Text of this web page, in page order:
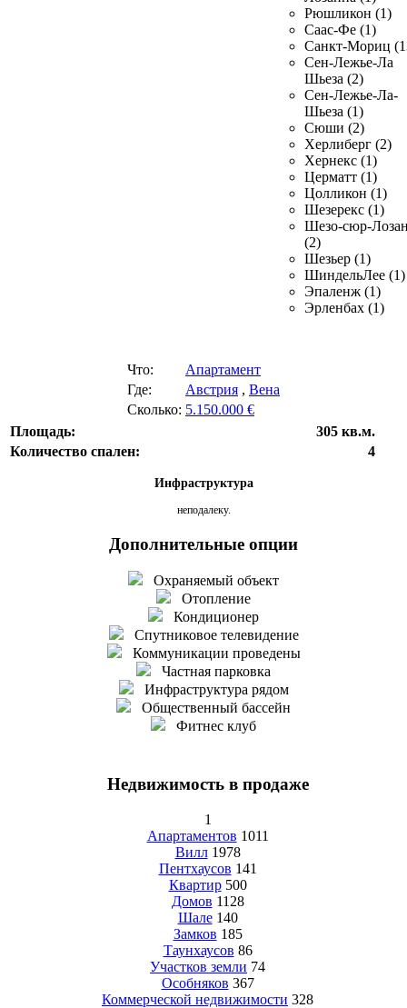
Рюшликон (1)
Саас-Фе (1)
Санкт-Мориц
Сен-Лежье-Ла
Шьеза (2)
Сен-Лежье-Ла-
Шьеза (1)
Сюши (2)
Херлиберг (2)
Хернекс (1)
Церматт (1)
Цолликон (1)
Шезерекс (1)
Шезо-сюр-
(2)
Шезьер (1)
ШиндельЛее (1)
Эпаленж (1)
Эрленбах (1)
Что:
Апартамент
Где:
Австрия , Вена
Сколько: 5.150.000 €
Площадь:
305 кв.м.
Количество спален:
4
Инфраструктура
неподалеку.
Дополнительные опции
Охраняемый объект
Отопление
Кондиционер
Спутниковое телевидение
Коммуникации проведены
Частная парковка
Инфраструктура рядом
Общественный бассейн
Фитнес клуб
Недвижимость в продаже
1
Апартаментов 1011
Вилл 1978
Пентхаусов 141
Квартир 500
Домов 1128
Шале 140
Замков 185
Таунхаусов 86
Участков земли 74
Особняков 367
Коммерческой недвижимости 328